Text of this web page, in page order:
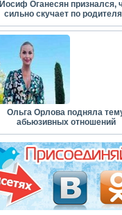
Иосиф Оганесян признался,
сильно скучает по
Ольга Орлова подняла
абьюзивных отношений